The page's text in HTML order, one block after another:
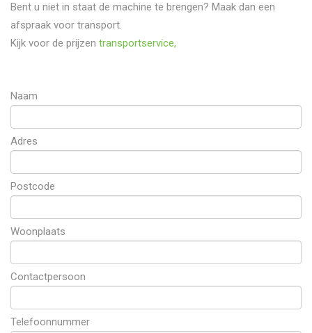
Bent u niet in staat de machine te brengen? Maak dan een
afspraak voor transport.
Kijk voor de prijzen transportservice,
Naam
Adres
Postcode
Woonplaats
Contactpersoon
Telefoonnummer